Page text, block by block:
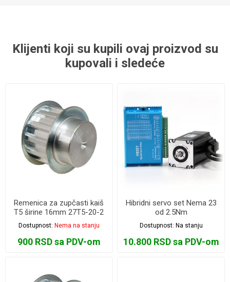
Klijenti koji su kupili ovaj proizvod su
kupovali i sledeće
Remenica za zupčasti kaiš
T5 širine 16mm 27T5-20-2
Dostupnost: Nema na stanju
900 RSD sa PDV-om
Hibridni servo set Nema 23
od 2.5Nm
Dostupnost: Na stanju
10.800 RSD sa PDV-om